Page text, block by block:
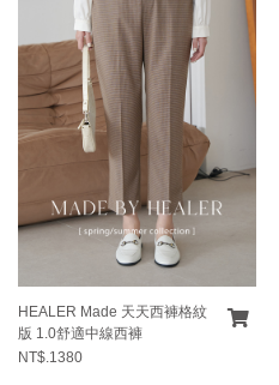
HEALER Made 天天西褲格紋
版 1.0舒適中線西褲
NT$.1380